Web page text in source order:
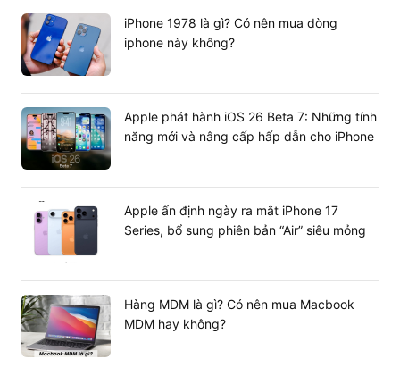
iPhone 1978 là gì? Có nên mua dòng
iphone này không?
Apple phát hành iOS 26 Beta 7: Những tính
năng mới và nâng cấp hấp dẫn cho iPhone
Apple ấn định ngày ra mắt iPhone 17
Series, bổ sung phiên bản “Air” siêu mỏng
Hàng MDM là gì? Có nên mua Macbook
MDM hay không?